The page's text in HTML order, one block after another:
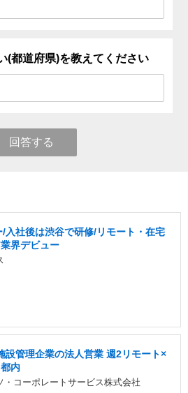
(都道府県)を教えてください
回答する
入社後は渋谷で研修/リモート・在宅
界デビュー
設管理企業の法人営業 週2リモート×
内
・コーポレートサービス株式会社